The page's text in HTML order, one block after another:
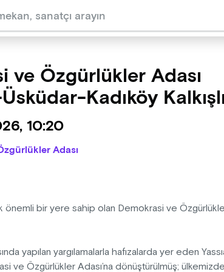
ve Özgürlükler Adası
Kadıköy
10:20
Adası
önemli bir yere sahip olan Demokrasi ve
yapılan yargılamalarla hafızalarda yer eden
ve Özgürlükler Adası’na dönüştürülmüş;